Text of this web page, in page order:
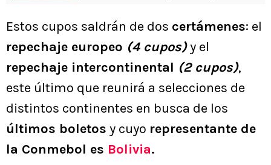
Estos cupos saldrán de dos certámenes: el
repechaje europeo (4 cupos)y el
repechaje intercontinental (2 cupos),
este último que reunirá a selecciones de
distintos continentes en busca de los
últimos boletos y cuyo representante de
la Conmebol es Bolivia.